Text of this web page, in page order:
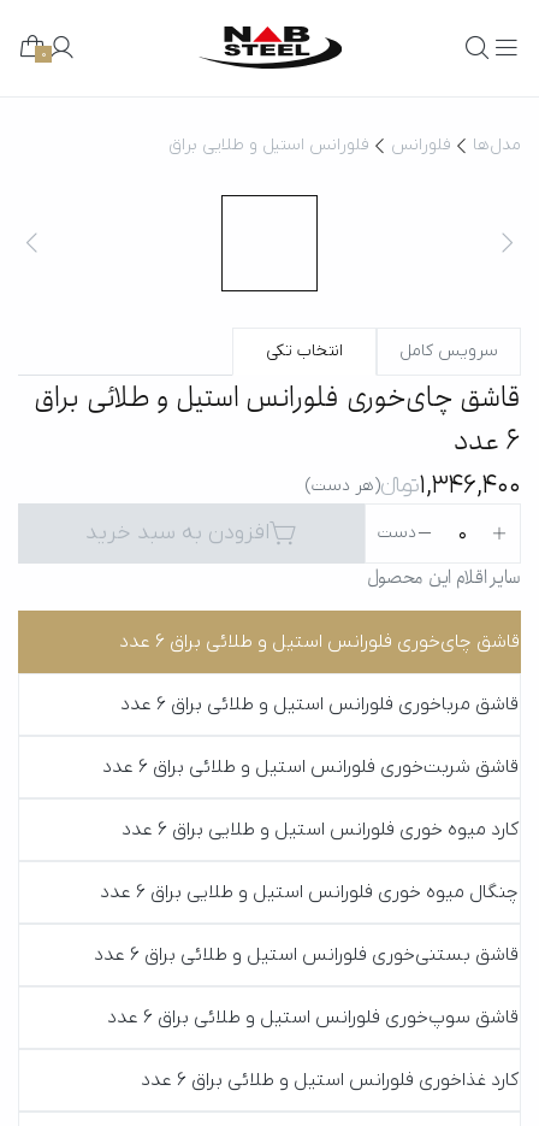
0
مدل‌ها فلورانس فلورانس استیل و طلایی براق
سرویس کامل انتخاب تکی
قاشق چای‌خوری فلورانس استیل و طلائی براق
6 عدد
1,346,400تومانءءء(هر دست)
0 دست افزودن به سبد خرید
سایر اقلام این محصول
قاشق چای‌خوری فلورانس استیل و طلائی براق 6 عدد
قاشق مربا‌خوری فلورانس استیل و طلائی براق 6 عدد
قاشق شربت‌خوری فلورانس استیل و طلائی براق 6 عدد
کارد میوه خوری فلورانس استیل و طلایی براق 6 عدد
چنگال میوه خوری فلورانس استیل و طلایی براق 6 عدد
قاشق بستنی‌خوری فلورانس استیل و طلائی براق 6 عدد
قاشق سوپ‌خوری فلورانس استیل و طلائی براق 6 عدد
کارد غذا‌خوری فلورانس استیل و طلائی براق 6 عدد